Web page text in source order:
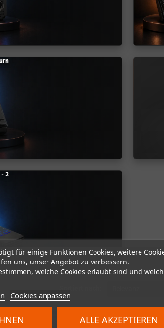
für einige Funktionen Cookies, weitere
uns, unser Angebot zu verbessern.
welche Cookies erlaubt sind und
Cookies anpassen
ALLE AKZEPTIEREN
- 2